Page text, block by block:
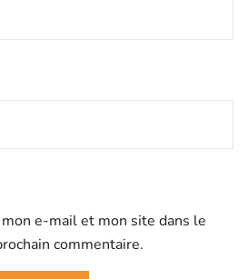
e-mail et mon site dans le
commentaire.